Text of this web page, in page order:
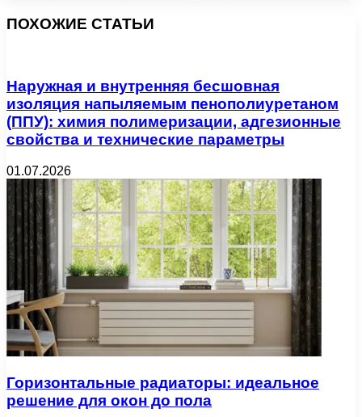
ПОХОЖИЕ СТАТЬИ
Наружная и внутренняя бесшовная
изоляция напыляемым пенополиуретаном
(ППУ): химия полимеризации, адгезионные
свойства и технические параметры
01.07.2026
Горизонтальные радиаторы: идеальное
решение для окон до пола